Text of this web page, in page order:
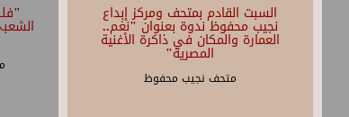
السبت القادم بمتحف ومركز إبداع
نجيب محفوظ ندوة بعنوان "نغم..
العمارة والمكان في ذاكرة الأغنية
المصرية"
متحف نجيب محفوظ